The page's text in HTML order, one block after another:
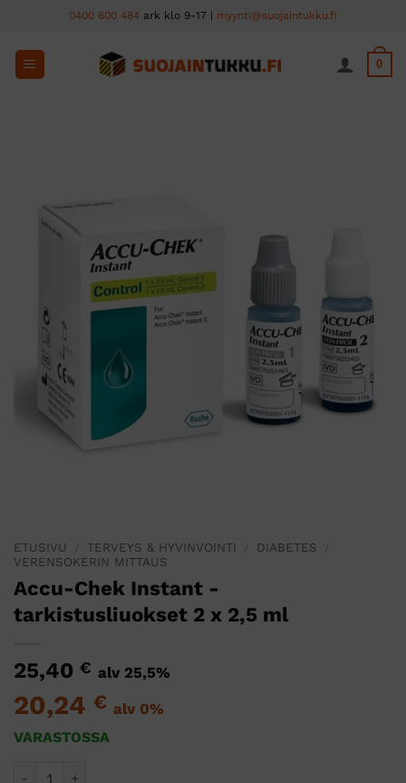
content
0400 600 484 ark klo 9-17 | myynti@suojaintukku.fi
0
ETUSIVU TERVEYS & HYVINVOINTI DIABETES
VERENSOKERIN MITTAUS
Accu-Chek Instant -
tarkistusliuokset 2 x 2,5 ml
25,40 € alv 25,5%
20,24 € alv 0%
VARASTOSSA